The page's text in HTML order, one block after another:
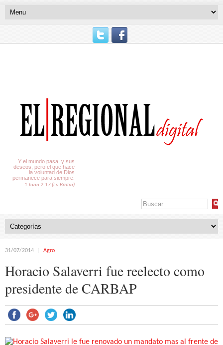
Y el mundo pasa, y sus
deseos; pero el que hace
la voluntad de Dios
permanece para siempre.
1 Juan 2:17 (La Biblia)
31/07/2014 Agro
Horacio Salaverri fue reelecto como
presidente de CARBAP